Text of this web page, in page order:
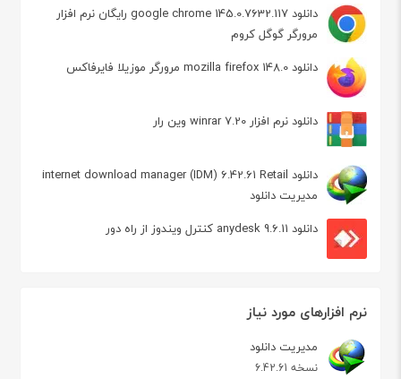
دانلود google chrome 145.0.7632.117 رایگان نرم افزار
مرورگر گوگل کروم
دانلود mozilla firefox 148.0 مرورگر موزیلا فایرفاکس
دانلود نرم افزار winrar 7.20 وین رار
دانلود internet download manager (IDM) 6.42.61 Retail
مدیریت دانلود
دانلود anydesk 9.6.11 کنترل ویندوز از راه دور
نرم افزارهای مورد نیاز
مدیریت دانلود
نسخه 6.42.61